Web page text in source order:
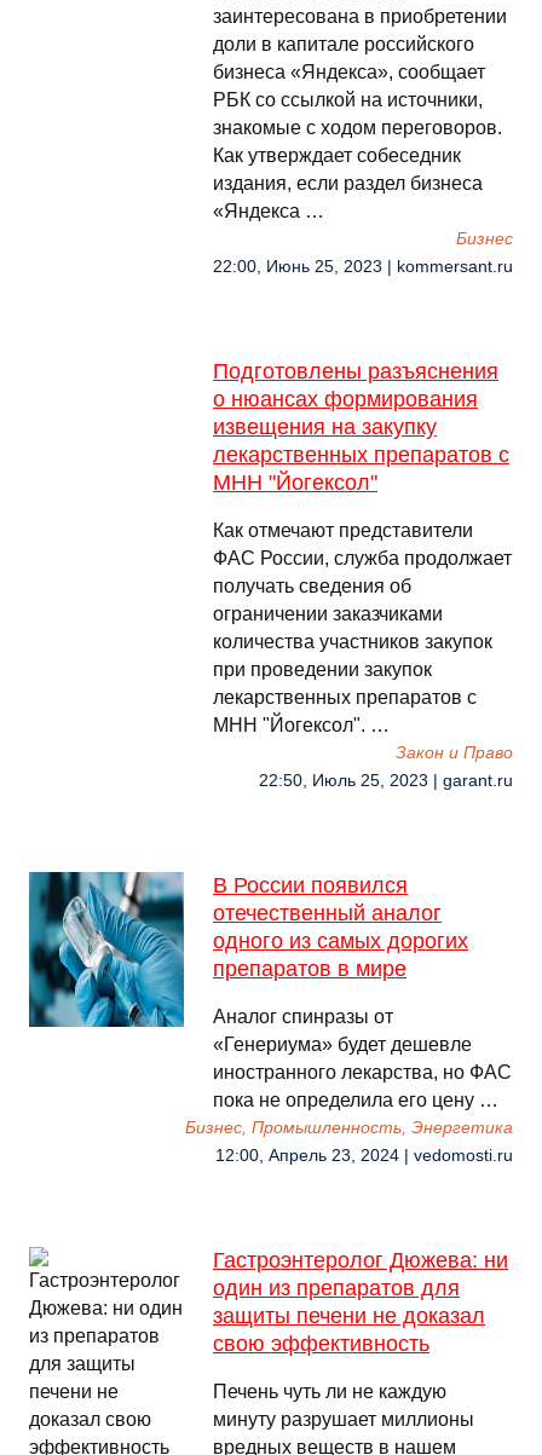
заинтересована в приобретении
доли в капитале российского
бизнеса «Яндекса», сообщает
РБК со ссылкой на источники,
знакомые с ходом переговоров.
Как утверждает собеседник
издания, если раздел бизнеса
«Яндекса …
Бизнес
22:00, Июнь 25, 2023 | kommersant.ru
Подготовлены разъяснения
о нюансах формирования
извещения на закупку
лекарственных препаратов с
МНН "Йогексол"
Как отмечают представители
ФАС России, служба продолжает
получать сведения об
ограничении заказчиками
количества участников закупок
при проведении закупок
лекарственных препаратов с
МНН "Йогексол". …
Закон и Право
22:50, Июль 25, 2023 | garant.ru
В России появился
отечественный аналог
одного из самых дорогих
препаратов в мире
Аналог спинразы от
«Генериума» будет дешевле
иностранного лекарства, но ФАС
пока не определила его цену …
Бизнес, Промышленность, Энергетика
12:00, Апрель 23, 2024 | vedomosti.ru
Гастроэнтеролог Дюжева: ни
один из препаратов для
защиты печени не доказал
свою эффективность
Печень чуть ли не каждую
минуту разрушает миллионы
вредных веществ в нашем